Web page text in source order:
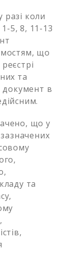
разі коли
1-5, 8, 11-13
що
та
документ в
що у
та